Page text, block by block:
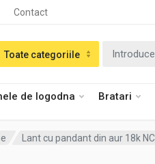
Contact
de logodna Bratari
in:
Toate categoriile
Lant cu pandant din aur 18k